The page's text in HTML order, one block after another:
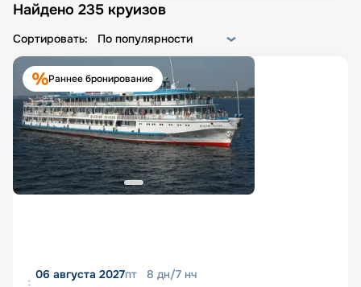
Найдено 235 круизов
Сортировать: По популярности
Раннее бронирование
06 августа 2027пт 8 дн/7 нч